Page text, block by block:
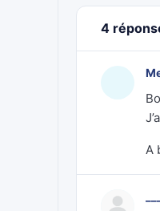
4
A